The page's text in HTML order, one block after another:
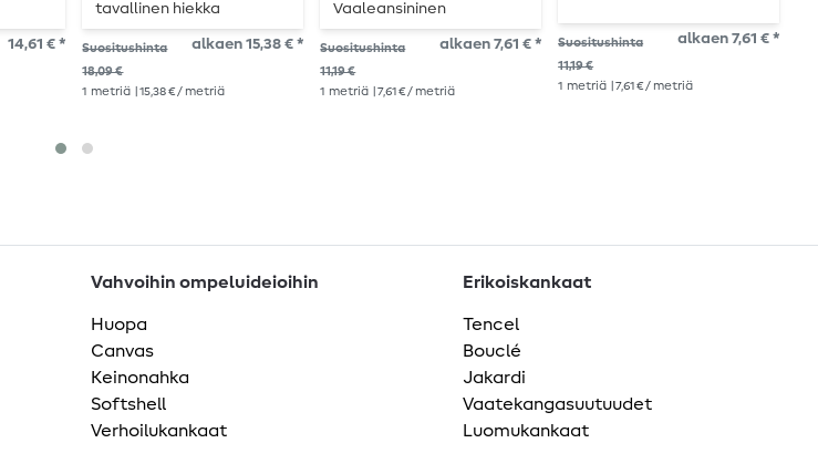
14,61 € *
tavallinen hiekka
Suositushinta
18,09 €
alkaen 15,38 € *
1 metriä | 15,38 € / metriä
Vaaleansininen
Suositushinta
11,19 €
alkaen 7,61 € *
1 metriä | 7,61 € / metriä
Suositushinta
11,19 €
alkaen 7,61 € *
1 metriä | 7,61 € / metriä
Vahvoihin ompeluideioihin
Huopa
Canvas
Keinonahka
Softshell
Verhoilukankaat
Erikoiskankaat
Tencel
Bouclé
Jakardi
Vaatekangasuutuudet
Luomukankaat